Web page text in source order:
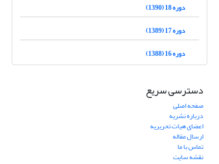
دوره 18 (1390)
دوره 17 (1389)
دوره 16 (1388)
دسترسی سریع
صفحه اصلی
درباره نشریه
اعضای هیات تحریریه
ارسال مقاله
تماس با ما
نقشه سایت